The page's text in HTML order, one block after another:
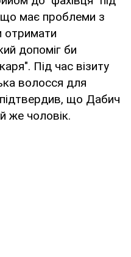
що має проблеми з
отримати
допоміг би
Під час візиту
волосся для
що Дабич
же чоловік.